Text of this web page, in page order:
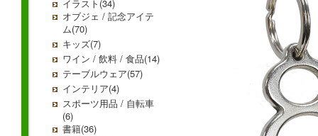
イラスト(34)
オブジェ / 記念アイテ
ム(70)
キッズ(7)
ワイン / 飲料 / 食品(14)
テーブルウェア(57)
インテリア(4)
スポーツ用品 / 自転車
(6)
書籍(36)